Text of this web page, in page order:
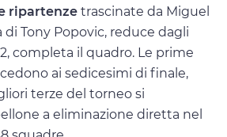
ripartenze trascinate da Miguel
di Tony Popovic, reduce dagli
completa il quadro. Le prime
ai sedicesimi di finale,
terze del torneo si
a eliminazione diretta nel